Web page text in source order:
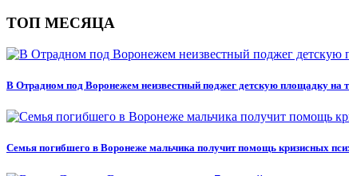
ТОП МЕСЯЦА
В Отрадном под Воронежем неизвестный поджег детскую площадку на
Семья погибшего в Воронеже мальчика получит помощь кризисных